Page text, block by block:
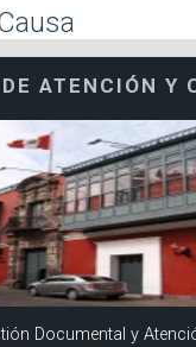
ATENCIÓN Y
Documental y